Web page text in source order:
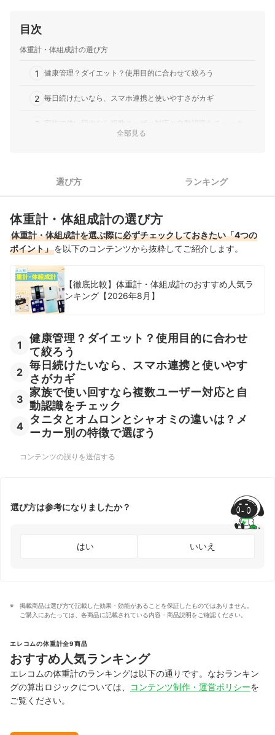
目次
体重計・体組成計の選び方
1 健康管理？ダイエット？使用目的に合わせて絞ろう
2 毎日続けたいなら、スマホ連携と使いやすさがカギ
3 家族で使い回すなら複数ユーザー対応と自動認識をチェック
エレコムの体重計全9商品おすすめ人気ランキング
全部見る
選び方 ランキング
体重計・体組成計の選び方
体重計・体組成計を選ぶ際に必ずチェックしておきたい「4つの
ポイント」を以下のコンテンツから抜粋してご紹介します。
【徹底比較】体重計・体組成計のおすすめ人気ラ
ンキング【2026年8月】
1
健康管理？ダイエット？使用目的に合わせ
て絞ろう
2
毎日続けたいなら、スマホ連携と使いやす
さがカギ
3
家族で使い回すなら複数ユーザー対応と自
動認識をチェック
4
タニタとオムロンとシャオミの違いは？メ
ーカー別の特徴で選ぼう
コンテンツの誤りを送信する
選び方は参考になりましたか？
はい いいえ
掲載商品は選び方で記載した効果・効能があることを保証したものではありません。
ご購入にあたっては、各商品に記載されている内容・商品説明をご確認ください。
エレコムの体重計全9商品
おすすめ人気ランキング
エレコムの体重計のランキングは以下の通りです。なおランキン
グの算出ロジックについては、
コンテンツ制作・運営ポリシーを
ご覧ください。